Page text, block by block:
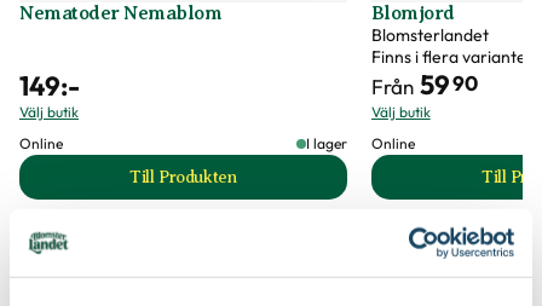
Nematoder Nemablom
149:-
Välj butik
Online
I lager
Till Produkten
till Nematoder Nemablom produktsida
Blomjord
Blomsterlandet
Finns i flera varianter
Från 5990
Välj butik
Online
Till